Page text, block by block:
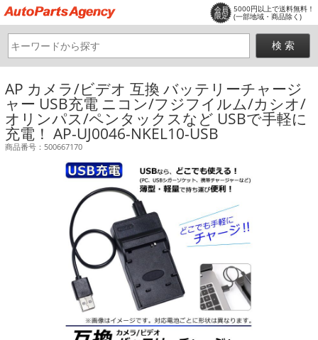
会員
限定
5000円以上で送料無料！
(一部地域・商品除く)
AP カメラ/ビデオ 互換 バッテリーチャージ
ャー USB充電 ニコン/フジフイルム/カシオ/
オリンパス/ペンタックスなど USBで手軽に
充電！ AP-UJ0046-NKEL10-USB
商品番号：500667170